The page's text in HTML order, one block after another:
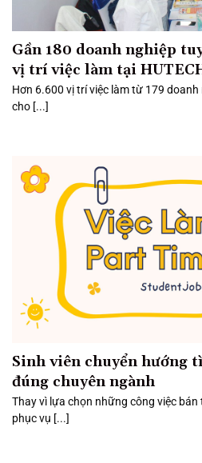
Gần 180 doanh nghiệp
vị trí việc làm tại
Hơn 6.600 vị trí việc làm từ 179
cho [...]
Sinh viên chuyển hướng
đúng chuyên ngành
Thay vì lựa chọn những công việc
phục vụ [...]